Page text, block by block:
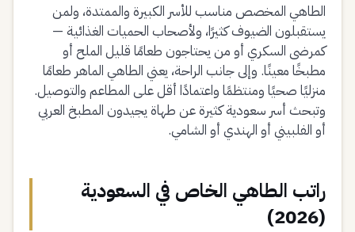
الطاهي المخصص مناسب للأسر الكبيرة والممتدة، ولمن
يستقبلون الضيوف كثيرًا، ولأصحاب الحميات الغذائية —
كمرضى السكري أو من يحتاجون طعامًا قليل الملح أو
مطبخًا معينًا. وإلى جانب الراحة، يعني الطاهي الماهر طعامًا
منزليًا صحيًا ومنتظمًا واعتمادًا أقل على المطاعم والتوصيل.
وتبحث أسر سعودية كثيرة عن طهاة يجيدون المطبخ العربي
أو الفلبيني أو الهندي أو الشامي.
راتب الطاهي الخاص في السعودية
(2026)